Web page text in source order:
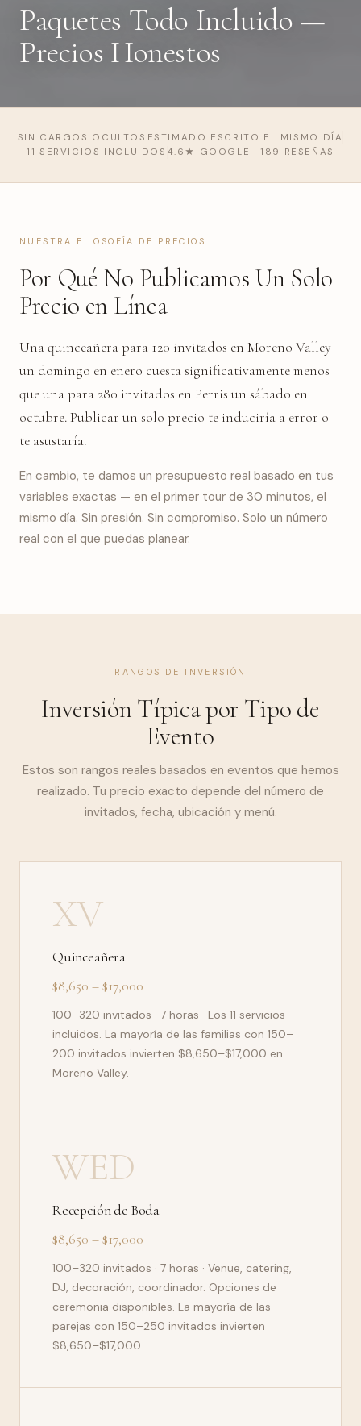
Paquetes Todo Incluido —
Precios Honestos
SIN CARGOS OCULTOS ESTIMADO ESCRITO EL MISMO DÍA
11 SERVICIOS INCLUIDOS 4.6★ GOOGLE · 189 RESEÑAS
NUESTRA FILOSOFÍA DE PRECIOS
Por Qué No Publicamos Un Solo
Precio en Línea
Una quinceañera para 120 invitados en Moreno Valley
un domingo en enero cuesta significativamente menos
que una para 280 invitados en Perris un sábado en
octubre. Publicar un solo precio te induciría a error o
te asustaría.
En cambio, te damos un presupuesto real basado en tus
variables exactas — en el primer tour de 30 minutos, el
mismo día. Sin presión. Sin compromiso. Solo un número
real con el que puedas planear.
RANGOS DE INVERSIÓN
Inversión Típica por Tipo de
Evento
Estos son rangos reales basados en eventos que hemos
realizado. Tu precio exacto depende del número de
invitados, fecha, ubicación y menú.
XV
Quinceañera
$8,650 – $17,000
100–320 invitados · 7 horas · Los 11 servicios
incluidos. La mayoría de las familias con 150–
200 invitados invierten $8,650–$17,000 en
Moreno Valley.
WED
Recepción de Boda
$8,650 – $17,000
100–320 invitados · 7 horas · Venue, catering,
DJ, decoración, coordinador. Opciones de
ceremonia disponibles. La mayoría de las
parejas con 150–250 invitados invierten
$8,650–$17,000.